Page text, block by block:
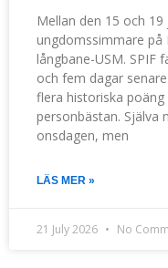
Mellan den 15 och
ungdomssimmare på
långbane-USM. SPIF
och fem dagar
flera historiska
personbästan. Själva
onsdagen, men
LÄS MER »
21 July 2026 No